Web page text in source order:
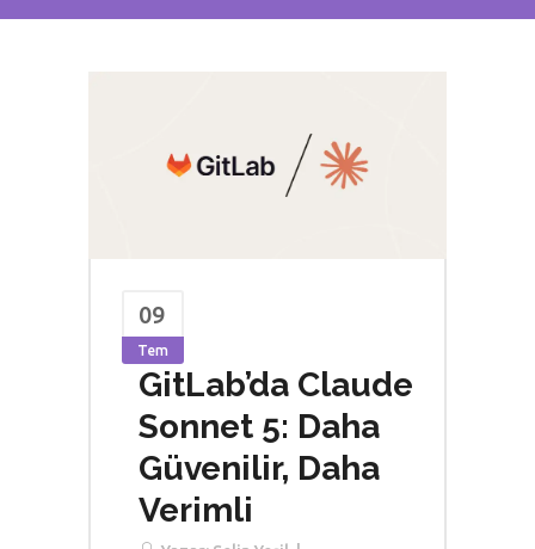
09
Tem
GitLab’da Claude
Sonnet 5: Daha
Güvenilir, Daha
Verimli